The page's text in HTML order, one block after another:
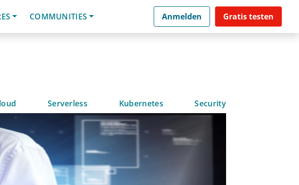
COMMUNITIES Anmelden Gratis testen
Serverless Kubernetes Security